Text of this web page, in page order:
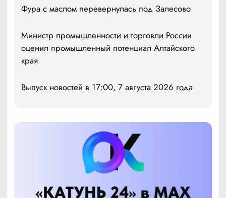
Фура с маслом перевернулась под Залесово
Министр промышленности и торговли России
оценил промышленный потенциал Алтайского
края
Выпуск новостей в 17:00, 7 августа 2026 года